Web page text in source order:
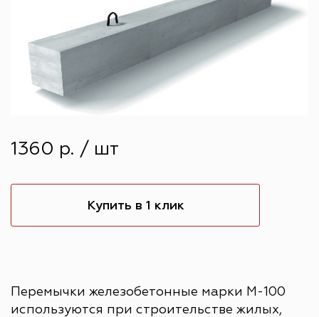
1360 р. / шт
Купить в 1 клик
Перемычки железобетонные марки М-100
используются при строительстве жилых,